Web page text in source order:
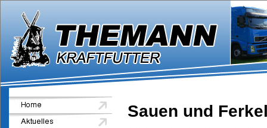
Sauen und